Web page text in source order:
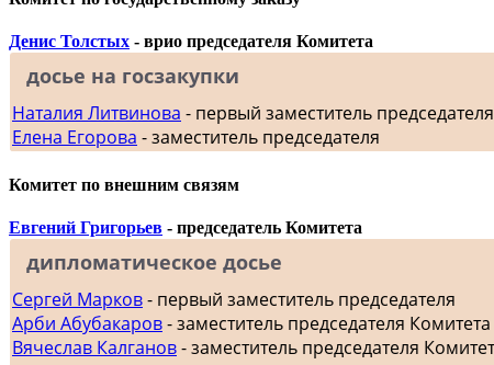
Денис Толстых - врио председателя Комитета
досье на госзакупки
Наталия Литвинова - первый заместитель председателя
Елена Егорова - заместитель председателя
Комитет по внешним связям
Евгений Григорьев - председатель Комитета
дипломатическое досье
Сергей Марков- первый заместитель председателя
Арби Абубакаров- заместитель председателя
Вячеслав Калганов- заместитель председателя